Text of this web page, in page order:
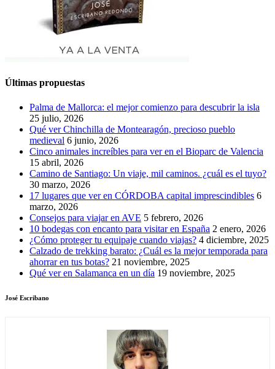
Últimas propuestas
Palma de Mallorca: el mejor comienzo para descubrir la isla
25 julio, 2026
Qué ver Chinchilla de Montearagón, precioso pueblo
medieval 6 junio, 2026
Cinco animales increíbles para ver en el Bioparc de Valencia
15 abril, 2026
Camino de Santiago: Un viaje, mil caminos. ¿cuál es el tuyo?
30 marzo, 2026
17 lugares que ver en CÓRDOBA capital imprescindibles 6
marzo, 2026
Consejos para viajar en AVE 5 febrero, 2026
10 bodegas con encanto para visitar en España 2 enero, 2026
¿Cómo proteger tu equipaje cuando viajas? 4 diciembre, 2025
Calzado de trekking barato: ¿Cuál es la mejor temporada para
ahorrar en tus botas? 21 noviembre, 2025
Qué ver en Salamanca en un día 19 noviembre, 2025
José Escribano